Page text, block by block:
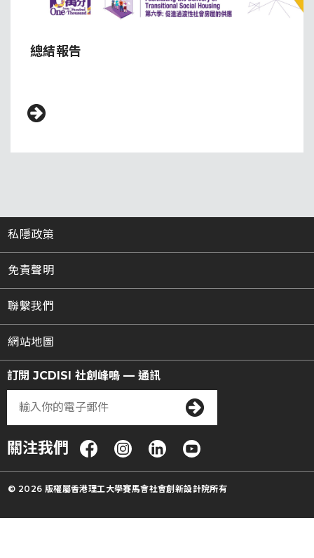
總結報告
私隱政策
免責聲明
聯繫我們
網站地圖
訂閱 JCDISI 社創峰鳴 — 通訊
關注我們
© 2026 版權屬香港理工大學賽馬會社會創新設計院所有